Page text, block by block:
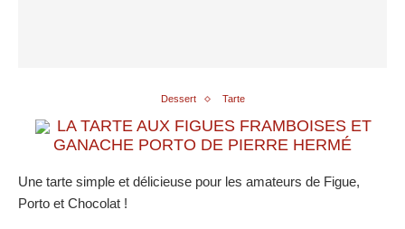
Dessert Tarte
LA TARTE AUX FIGUES FRAMBOISES ET
GANACHE PORTO DE PIERRE HERMÉ
Une tarte simple et délicieuse pour les amateurs de Figue,
Porto et Chocolat !